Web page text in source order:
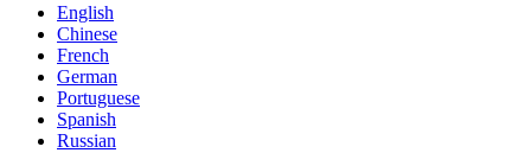
English
Chinese
French
German
Portuguese
Spanish
Russian